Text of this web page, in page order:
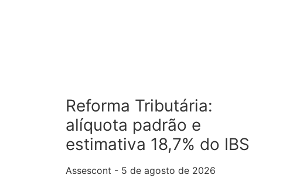
Reforma Tributária:
alíquota padrão e
estimativa 18,7% do IBS
Assescont
5 de agosto de 2026